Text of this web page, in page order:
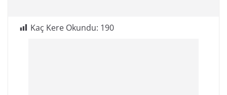
Kaç Kere Okundu: 190